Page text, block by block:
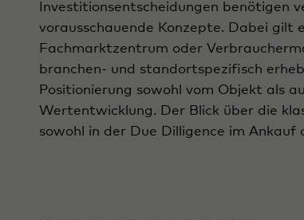
Investitionsentscheidungen benötigen
vorausschauende Konzepte. Dabei gilt
Fachmarktzentrum oder
branchen- und standortspezifisch
Positionierung sowohl vom Objekt als
Wertentwicklung. Der Blick über die
sowohl in der Due Dilligence im Ankauf